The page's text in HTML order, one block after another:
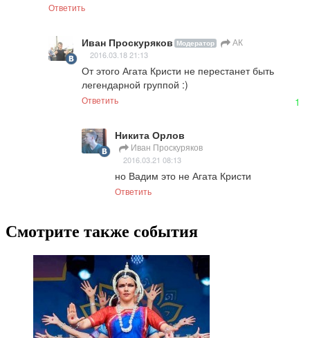
Ответить
Иван Проскуряков Модератор АК
2016.03.18 21:13
От этого Агата Кристи не перестанет быть
легендарной группой :)
Ответить 1
Никита Орлов
Иван Проскуряков
2016.03.21 08:13
но Вадим это не Агата Кристи
Ответить
Смотрите также события